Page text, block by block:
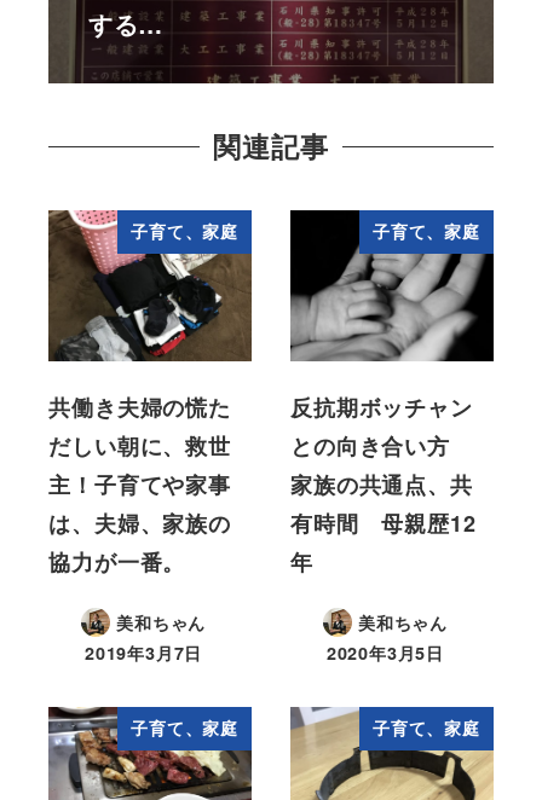
する…
関連記事
子育て、家庭
共働き夫婦の慌た
だしい朝に、救世
主！子育てや家事
は、夫婦、家族の
協力が一番。
美和ちゃん
2019年3月7日
子育て、家庭
反抗期ボッチャン
との向き合い方
家族の共通点、共
有時間 母親歴12
年
美和ちゃん
2020年3月5日
子育て、家庭 子育て、家庭